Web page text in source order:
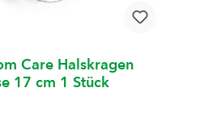
Care Halskragen
17 cm 1 Stück